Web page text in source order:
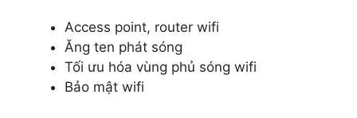
Access point, router wifi
Ăng ten phát sóng
Tối ưu hóa vùng phủ sóng wifi
Bảo mật wifi